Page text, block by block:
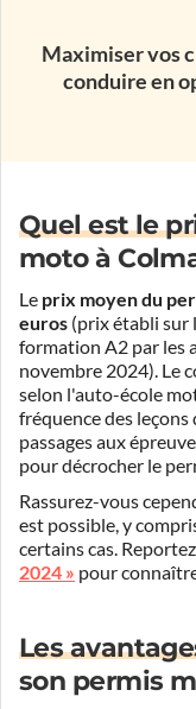
Maximiser vos
conduire en
Quel est le
moto à
Le prix moyen du
euros (prix établi sur
formation A2 par les
novembre 2024). Le
selon l'auto-école
fréquence des
passages aux
pour décrocher le
Rassurez-vous
est possible, y
certains cas.
2024 » pour
Les
son permis